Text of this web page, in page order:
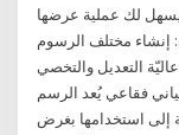
يسهل لك عملية عرضها
إنشاء مختلف الرسوم
عاليّة التعديل والتخصي
فقاعي يُعد الرسم
إلى استخدامها بغرض